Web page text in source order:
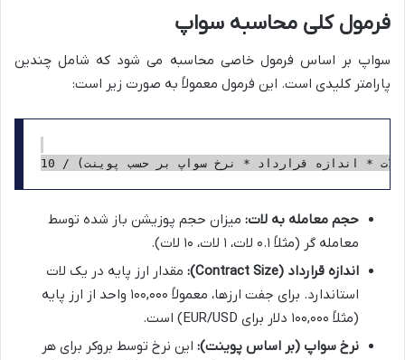
فرمول کلی محاسبه سواپ
سواپ بر اساس فرمول خاصی محاسبه می شود که شامل چندین
پارامتر کلیدی است. این فرمول معمولاً به صورت زیر است:
حجم معامله به لات: میزان حجم پوزیشن باز شده توسط
معامله گر (مثلاً ۰.۱ لات، ۱ لات، ۱۰ لات).
اندازه قرارداد (Contract Size):
مقدار ارز پایه در یک لات
استاندارد. برای جفت ارزها، معمولاً ۱۰۰,۰۰۰ واحد از ارز پایه
(مثلاً ۱۰۰,۰۰۰ دلار برای EUR/USD) است.
نرخ سواپ (بر اساس پوینت): این نرخ توسط بروکر برای هر